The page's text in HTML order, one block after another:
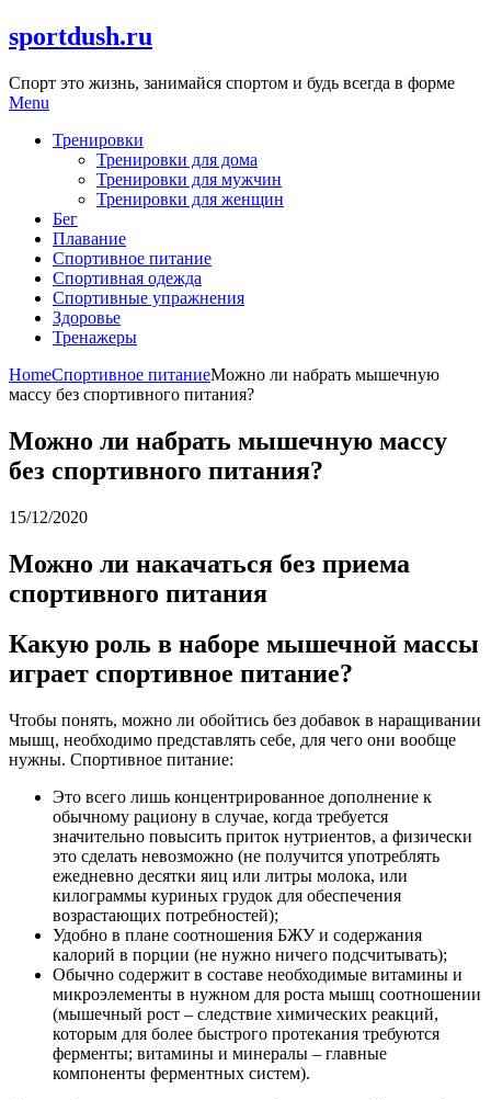
Skip
to
sportdush.ru
Спорт это жизнь, занимайся спортом и будь всегда в форме
Menu
Тренировки
Тренировки для дома
Тренировки для мужчин
Тренировки для женщин
Бег
Плавание
Спортивное питание
Спортивная одежда
Спортивные упражнения
Здоровье
Тренажеры
HomeСпортивное питаниеМожно ли набрать мышечную
массу без спортивного питания?
Можно ли набрать мышечную массу
без спортивного питания?
15/12/2020
Можно ли накачаться без приема
спортивного питания
Какую роль в наборе мышечной массы
играет спортивное питание?
Чтобы понять, можно ли обойтись без добавок в наращивании
мышц, необходимо представлять себе, для чего они вообще
нужны. Спортивное питание:
Это всего лишь концентрированное дополнение к
обычному рациону в случае, когда требуется
значительно повысить приток нутриентов, а физически
это сделать невозможно (не получится употреблять
ежедневно десятки яиц или литры молока, или
килограммы куриных грудок для обеспечения
возрастающих потребностей);
Удобно в плане соотношения БЖУ и содержания
калорий в порции (не нужно ничего подсчитывать);
Обычно содержит в составе необходимые витамины и
микроэлементы в нужном для роста мышц соотношении
(мышечный рост – следствие химических реакций,
которым для более быстрого протекания требуются
ферменты; витамины и минералы – главные
компоненты ферментных систем).